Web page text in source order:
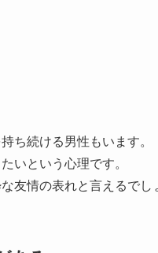
ち続ける男性もいます。
いという心理です。
友情の表れと言えるでし